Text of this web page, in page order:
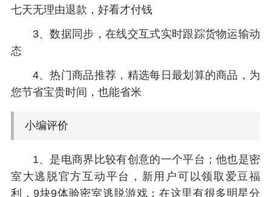
七天无理由退款，好看才付钱
3、数据同步，在线交互式实时跟踪货物运输动
态
4、热门商品推荐，精选每日最划算的商品，为
您节省宝贵时间，也能省米
小编评价
1、是电商界比较有创意的一个平台；他也是密
室大逃脱官方互动平台，新用户可以领取爱豆福
利，9块9体验密室逃脱游戏；在这里有很多明星分